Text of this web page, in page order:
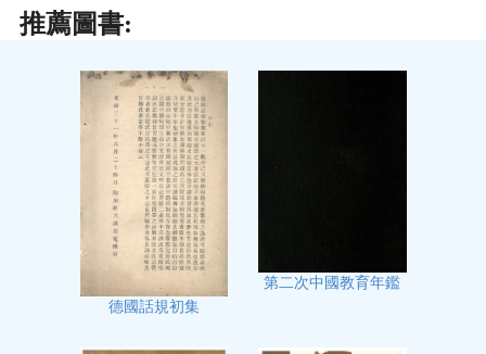
推薦圖書:
德國話規初集
第二次中國教育年鑑